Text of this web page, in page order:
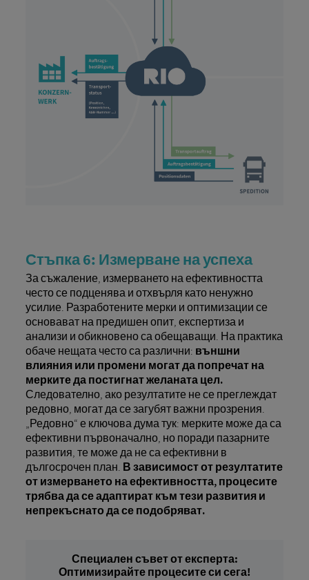
Стъпка 6: Измерване на успеха
За съжаление, измерването на ефективността
често се подценява и отхвърля като ненужно
усилие. Разработените мерки и оптимизации се
основават на предишен опит, експертиза и
анализи и обикновено са обещаващи. На практика
обаче нещата често са различни: външни
влияния или промени могат да попречат на
мерките да постигнат желаната цел.
Следователно, ако резултатите не се преглеждат
редовно, могат да се загубят важни прозрения.
„Редовно“ е ключова дума тук: мерките може да са
ефективни първоначално, но поради пазарните
развития, те може да не са ефективни в
дългосрочен план. В зависимост от резултатите
от измерването на ефективността, процесите
трябва да се адаптират към тези развития и
непрекъснато да се подобряват.
Специален съвет от експерта:
Оптимизирайте процесите си сега!